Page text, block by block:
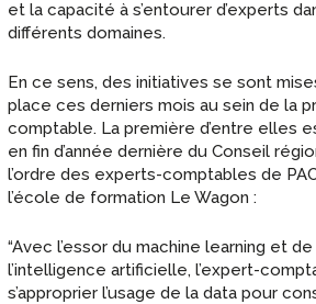
et la capacité à s’entourer d’experts
différents domaines.
En ce sens, des initiatives se sont
place ces derniers mois au sein de la
comptable. La première d’entre elles
en fin d’année dernière du Conseil
l’ordre des experts-comptables de
l’école de formation Le Wagon :
“Avec l’essor du machine learning et de
l’intelligence artificielle, l’expert-
s’approprier l’usage de la data pour